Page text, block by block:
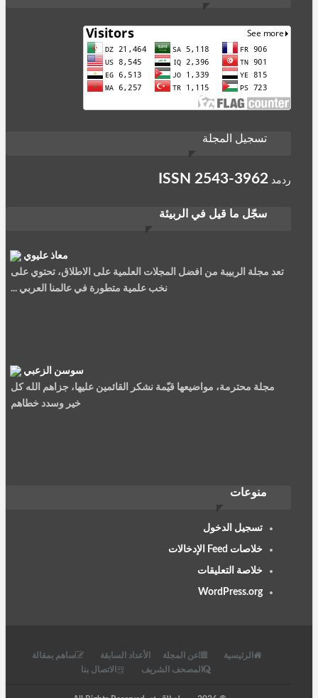
تسجيل المجلة
ردمد ISSN 2543-3962
سجّل ما قيل في الربيئة
معاذ عليوي
تعد مجلة الربيبة من افضل المجلات العلمية على الاطلاق، تحتوي على
نخب علمية متطورة في عالمنا العربي ...
سوسن الزعبي
مجلة محترمة، مواضيعها قيّمة نشكر القائمين عليها، جزاهم الله كل
خير وسدد خطاهم
الربيئة مجلة جمعية العلماء المسلمين سليلة الشهاب والمنتقد،......
منوعات
تسجيل الدخول
خلاصات Feed الإدخالات
خلاصة التعليقات
WordPress.org
الرئيسية عن المجلة الأعداد السابقة
ساهم بمقالة
المصحف الشريف
الاتصال بنا